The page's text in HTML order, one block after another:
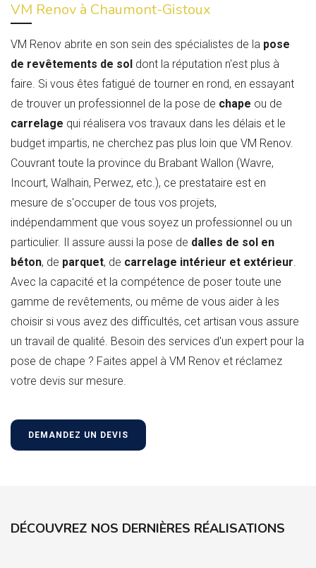
VM Renov à Chaumont-Gistoux
VM Renov abrite en son sein des spécialistes de la pose
de revêtements de sol dont la réputation n'est plus à
faire. Si vous êtes fatigué de tourner en rond, en essayant
de trouver un professionnel de la pose de chape ou de
carrelage qui réalisera vos travaux dans les délais et le
budget impartis, ne cherchez pas plus loin que VM Renov.
Couvrant toute la province du Brabant Wallon (Wavre,
Incourt, Walhain, Perwez, etc.), ce prestataire est en
mesure de s'occuper de tous vos projets,
indépendamment que vous soyez un professionnel ou un
particulier. Il assure aussi la pose de dalles de sol en
béton, de parquet, de carrelage intérieur et extérieur.
Avec la capacité et la compétence de poser toute une
gamme de revêtements, ou même de vous aider à les
choisir si vous avez des difficultés, cet artisan vous assure
un travail de qualité. Besoin des services d'un expert pour la
pose de chape ? Faites appel à VM Renov et réclamez
votre devis sur mesure.
DEMANDEZ UN DEVIS
DÉCOUVREZ NOS DERNIÈRES RÉALISATIONS